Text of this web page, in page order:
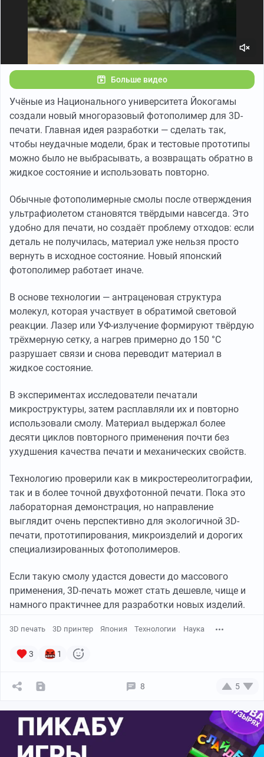
Больше видео
Учёные из Национального университета Йокогамы
создали новый многоразовый фотополимер для 3D-
печати. Главная идея разработки — сделать так,
чтобы неудачные модели, брак и тестовые прототипы
можно было не выбрасывать, а возвращать обратно в
жидкое состояние и использовать повторно.
Обычные фотополимерные смолы после отверждения
ультрафиолетом становятся твёрдыми навсегда. Это
удобно для печати, но создаёт проблему отходов: если
деталь не получилась, материал уже нельзя просто
вернуть в исходное состояние. Новый японский
фотополимер работает иначе.
В основе технологии — антраценовая структура
молекул, которая участвует в обратимой световой
реакции. Лазер или УФ-излучение формируют твёрдую
трёхмерную сетку, а нагрев примерно до 150 °C
разрушает связи и снова переводит материал в
жидкое состояние.
В экспериментах исследователи печатали
микроструктуры, затем расплавляли их и повторно
использовали смолу. Материал выдержал более
десяти циклов повторного применения почти без
ухудшения качества печати и механических свойств.
Технологию проверили как в микростереолитографии,
так и в более точной двухфотонной печати. Пока это
лабораторная демонстрация, но направление
выглядит очень перспективно для экологичной 3D-
печати, прототипирования, микроизделий и дорогих
специализированных фотополимеров.
Если такую смолу удастся довести до массового
применения, 3D-печать может стать дешевле, чище и
намного практичнее для разработки новых изделий.
3D печать 3D принтер Япония Технологии Наука
3 1
8 5